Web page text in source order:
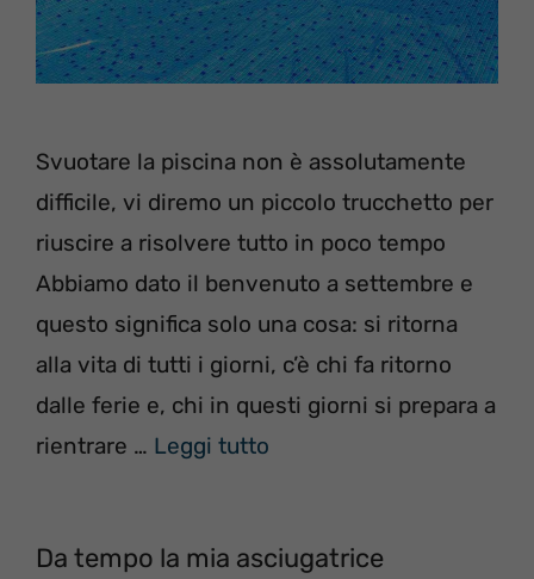
Svuotare la piscina non è assolutamente
difficile, vi diremo un piccolo trucchetto per
riuscire a risolvere tutto in poco tempo
Abbiamo dato il benvenuto a settembre e
questo significa solo una cosa: si ritorna
alla vita di tutti i giorni, c’è chi fa ritorno
dalle ferie e, chi in questi giorni si prepara a
rientrare … Leggi tutto
Da tempo la mia asciugatrice